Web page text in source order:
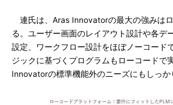
連氏は、Aras Innovatorの最大の強みは
る。ユーザー画面のレイアウト設計や各デ
設定、ワークフロー設計をほぼノーコード
ジックに基づくプログラムもローコードで
Innovatorの標準機能外のニーズにもしっか